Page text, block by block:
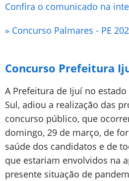
Confira o comunicado na
» Concurso Palmares - PE
Concurso Prefeitura
A Prefeitura de Ijuí no
Sul, adiou a realização das
concurso público, que
domingo, 29 de março, de
saúde dos candidatos e de
que estariam envolvidos na
presente situação de